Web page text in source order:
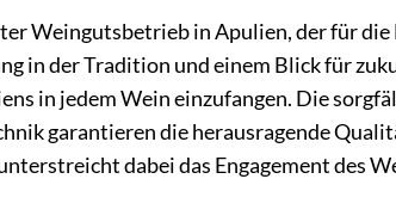
Weingutsbetrieb in Apulien, der für
in der Tradition und einem Blick für
in jedem Wein einzufangen. Die
garantieren die herausragende
dabei das Engagement des